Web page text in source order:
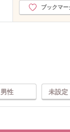
ブックマー
男性 未設定